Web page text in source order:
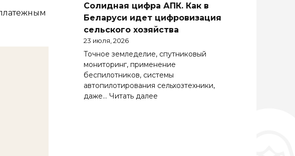
Почему
для
эффективно
зарубежных
Солидная цифра АПК. Как в
Беларуси идет цифровизация
сельского хозяйства
23 июля, 2026
Точное земледелие, спутниковый
мониторинг, применение
беспилотников, системы
автопилотирования сельхозтехники,
даже… Читать далее